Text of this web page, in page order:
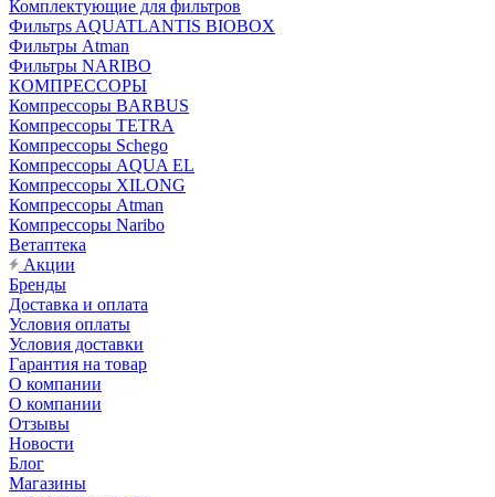
Комплектующие для фильтров
Фильтрs AQUATLANTIS BIOBOX
Фильтры Atman
Фильтры NARIBO
КОМПРЕССОРЫ
Компрессоры BARBUS
Компрессоры TETRA
Компрессоры Schego
Компрессоры AQUA EL
Компрессоры XILONG
Компрессоры Atman
Компрессоры Naribo
Ветаптека
Акции
Бренды
Доставка и оплата
Условия оплаты
Условия доставки
Гарантия на товар
О компании
О компании
Отзывы
Новости
Блог
Магазины